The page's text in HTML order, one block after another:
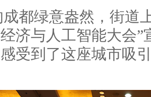
都绿意盎然，街道
济与人工智能大会
受到了这座城市吸